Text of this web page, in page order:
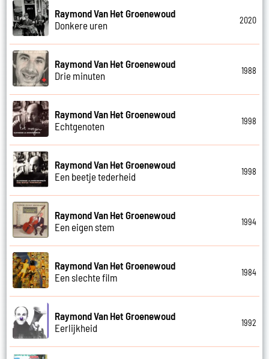
Raymond Van Het Groenewoud
Donkere uren
2020
Raymond Van Het Groenewoud
Drie minuten
1988
Raymond Van Het Groenewoud
Echtgenoten
1998
Raymond Van Het Groenewoud
Een beetje tederheid
1998
Raymond Van Het Groenewoud
Een eigen stem
1994
Raymond Van Het Groenewoud
Een slechte film
1984
Raymond Van Het Groenewoud
Eerlijkheid
1992